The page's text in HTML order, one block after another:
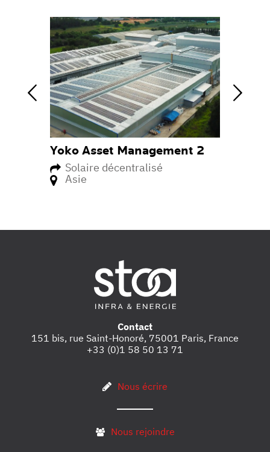
Yoko Asset Management 2
Solaire décentralisé
Asie
Contact
151 bis, rue Saint-Honoré, 75001 Paris, France
+33 (0)1 58 50 13 71
Nous écrire
Nous rejoindre